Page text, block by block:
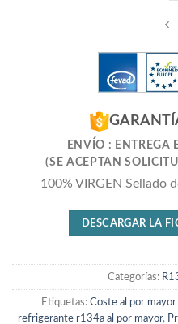
ENVÍO : ENTREGA
(SE ACEPTAN
100% VIRGEN Sellado
DESCARGAR LA
Categorías:
Etiquetas: Coste al por
refrigerante r134a al por mayor,